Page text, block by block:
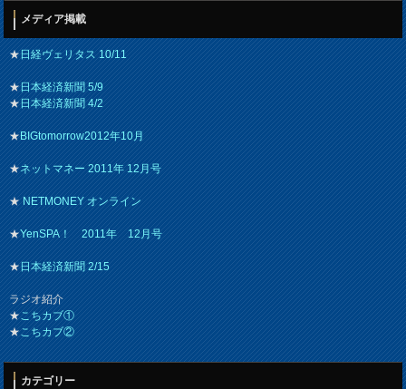
メディア掲載
★日経ヴェリタス 10/11
★日本経済新聞 5/9
★日本経済新聞 4/2
★BIGtomorrow2012年10月
★ネットマネー 2011年 12月号
★NETMONEY オンライン
★YenSPA！ 2011年 12月号
★日本経済新聞 2/15
ラジオ紹介
★こちカブ①
★こちカブ②
カテゴリー